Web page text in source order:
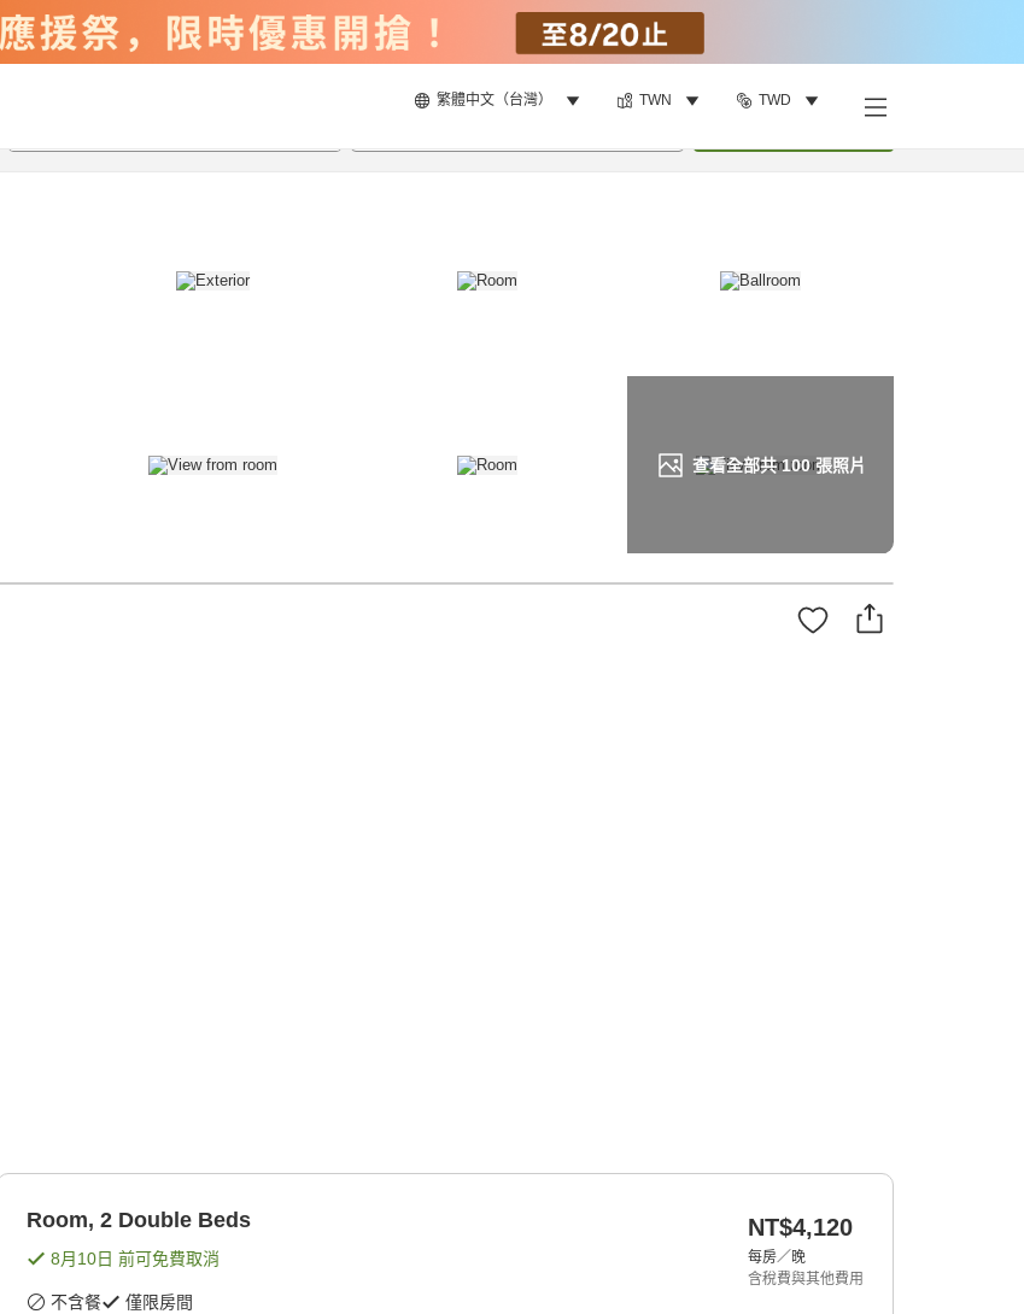
繁體中文（台灣） TWN TWD
查看全部共100張照片
Room, 2 Double Beds
8月10日 前可免費取消
不含餐 僅限房間
NT$4,120
每房／晚
含稅費與其他費用